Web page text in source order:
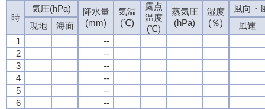
時
気圧(hPa)
降水量
(mm)
気温
(℃)
露点
温度
(℃)
蒸気圧
(hPa)
湿度
(％)
風向・
現地
海面
風速
1
--
2
--
3
--
4
--
5
--
6
--
時
気圧(hPa)
降水量
(mm)
気温
(℃)
露点
温度
(℃)
蒸気圧
(hPa)
湿度
(％)
風向・
現地
海面
風速
1
--
2
--
3
--
4
--
5
--
6
--
時
気圧(hPa)
降水量
(mm)
気温
(℃)
露点
温度
(℃)
蒸気圧
(hPa)
湿度
(％)
風向・
現地
海面
風速
1
--
2
--
3
--
4
--
5
--
6
--
時
気圧(hPa)
降水量
(mm)
気温
(℃)
露点
温度
(℃)
蒸気圧
(hPa)
湿度
(％)
風向・
現地
海面
風速
1
--
2
--
3
--
4
--
5
--
6
--